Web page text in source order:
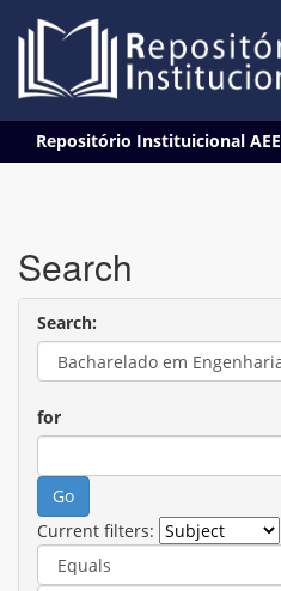
navigation
Repositório Instituicional AEE
Search
Search:
for
Current filters: